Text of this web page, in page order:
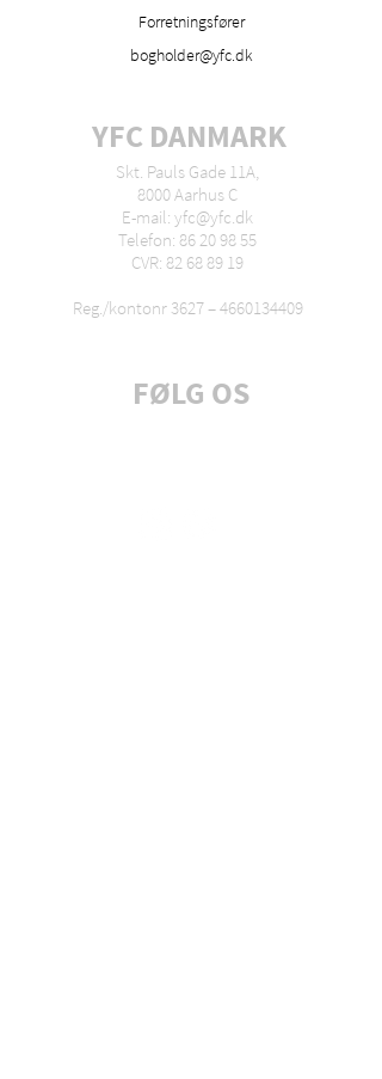
Forretningsfører
bogholder@yfc.dk
YFC DANMARK
Skt. Pauls Gade 11A,
8000 Aarhus C
E-mail: yfc@yfc.dk
Telefon: 86 20 98 55
CVR: 82 68 89 19
Reg./kontonr 3627 –4660134409
FØLG OS